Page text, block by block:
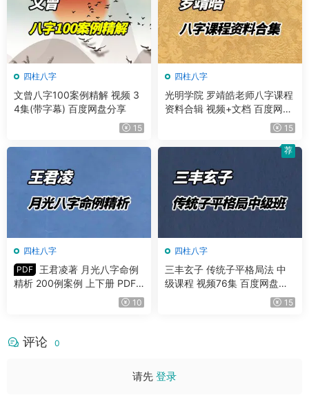
四柱八字
文曾八字100案例精解 视频 3
4集(带字幕) 百度网盘分享
15
四柱八字
光明学院 罗靖皓老师八字课程
资料合辑 视频+文档 百度网盘
15
四柱八字
PDF
王君凌著 月光八字命例
精析 200例案例 上下册 PDF
10
四柱八字
三丰玄子 传统子平格局法 中
级课程 视频76集 百度网盘分
15
荐
评论 0
请先 登录